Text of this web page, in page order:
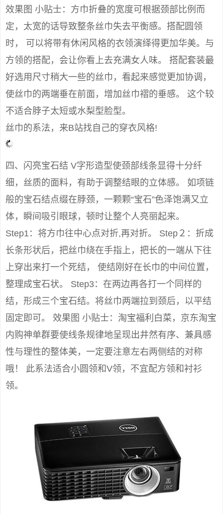
效果图 小贴士：方巾折叠的宽度可根据颈部比例而
定，太宽的话导致整条丝巾失去平衡感。搭配圆领
时， 可以将带有休闲风格的衣领演绎得更加华美。与
方领的搭配，会让你看上去充满女人味。 搭配套装最
好选用尺寸稍大一些的丝巾，看起来感觉更加协调，
使丝巾的两端垂在前面，增加丝巾褶的垂感。 这个较
不适合脖子太短或水梨型脸型。
丝巾的系法，来B站找自己的穿衣风格!
四、闪亮宝石结 V字形造型使颈部线条显得十分纤
细，丝质的面料，有助于调整结眼的立体感。 如项链
般的宝石结点缀在脖颈，一颗颗“宝石”色泽饱满又立
体，瞬间吸引眼球，顿时让整个人亮丽起来。
Step1：将方巾往中心点对折,再对折。 Step２：折成
长条形状后，把丝巾绕在手指上，把长的一端从下往
上穿出来打一个死结， 使结刚好在长巾的中间位置，
整理成宝石状。 Step3：在两边再各打一个同样的
结，形成三个宝石结。将丝巾两端拉到颈后，以平结
固定即可。 效果图 小贴士：淘宝福利白菜，京东淘宝
内购神单群要使线条规律地呈现出井然有序、兼具感
性与理性的整体美，一定要注意左右两侧结的对称
哦！ 此系法适合小圆领和V领，不宜配方领和衬衫
领。